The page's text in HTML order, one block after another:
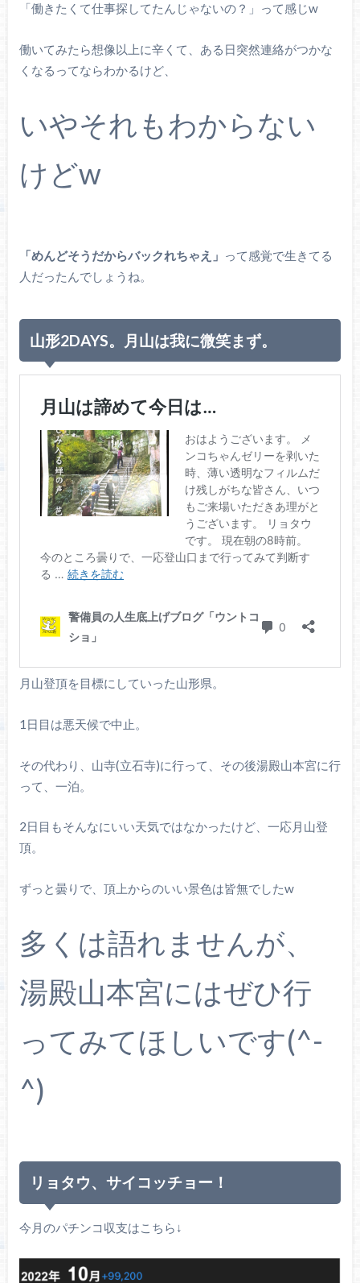
「働きたくて仕事探してたんじゃないの？」って感じw
働いてみたら想像以上に辛くて、ある日突然連絡がつかな
くなるってならわかるけど、
いやそれもわからない
けどw
「めんどそうだからバックれちゃえ」 って感覚で生きてる
人だったんでしょうね。
山形2DAYS。月山は我に微笑まず。
月山登頂を目標にしていった山形県。
1日目は悪天候で中止。
その代わり、山寺(立石寺)に行って、その後湯殿山本宮に行
って、一泊。
2日目もそんなにいい天気ではなかったけど、一応月山登
頂。
ずっと曇りで、頂上からのいい景色は皆無でしたw
多くは語れませんが、
湯殿山本宮にはぜひ行
ってみてほしいです(^-
^)
リョタウ、サイコッチョー！
今月のパチンコ収支はこちら↓